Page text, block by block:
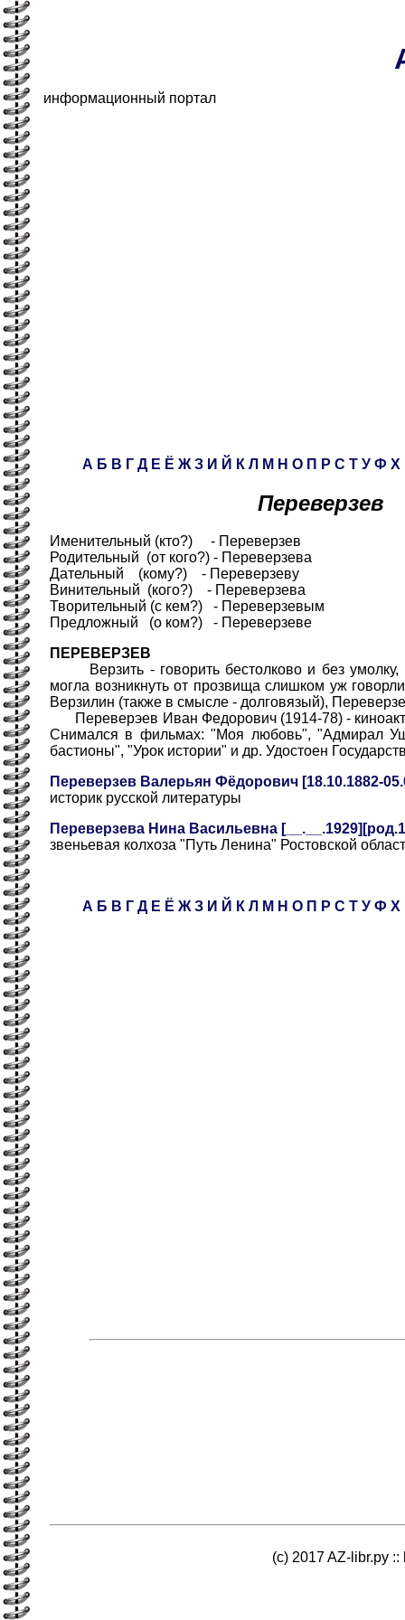
информационный портал
А Б В Г Д Е Ё Ж З И Й К Л М Н О П Р С Т У Ф Х
Переверзев
Именительный (кто?) - Переверзев
Родительный (от кого?) - Переверзева
Дательный (кому?) - Переверзеву
Винительный (кого?) - Переверзева
Творительный (с кем?) - Переверзевым
Предложный (о ком?) - Переверзеве
ПЕРЕВЕРЗЕВ
Верзить - говорить бестолково и без умолку,
могла возникнуть от прозвища слишком уж
Верзилин (также в смысле - долговязый),
Переверэев Иван Федорович (1914-78) -
Снимался в фильмах: "Моя любовь", "Адмирал
бастионы", "Урок истории" и др. Удостоен
Переверзев Валерьян Фёдорович [18.10.1882-
историк русской литературы
Переверзева Нина Васильевна
звеньевая колхоза "Путь Ленина" Ростовской
А Б В Г Д Е Ё Ж З И Й К Л М Н О П Р С Т У Ф Х
(c) 2017 AZ-libr.ру ::